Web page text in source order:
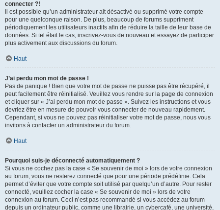
connecter ?!
Il est possible qu’un administrateur ait désactivé ou supprimé votre compte
pour une quelconque raison. De plus, beaucoup de forums suppriment
périodiquement les utilisateurs inactifs afin de réduire la taille de leur base de
données. Si tel était le cas, inscrivez-vous de nouveau et essayez de participer
plus activement aux discussions du forum.
Haut
J’ai perdu mon mot de passe !
Pas de panique ! Bien que votre mot de passe ne puisse pas être récupéré, il
peut facilement être réinitialisé. Veuillez vous rendre sur la page de connexion
et cliquer sur « J’ai perdu mon mot de passe ». Suivez les instructions et vous
devriez être en mesure de pouvoir vous connecter de nouveau rapidement.
Cependant, si vous ne pouvez pas réinitialiser votre mot de passe, nous vous
invitons à contacter un administrateur du forum.
Haut
Pourquoi suis-je déconnecté automatiquement ?
Si vous ne cochez pas la case « Se souvenir de moi » lors de votre connexion
au forum, vous ne resterez connecté que pour une période prédéfinie. Cela
permet d’éviter que votre compte soit utilisé par quelqu’un d’autre. Pour rester
connecté, veuillez cocher la case « Se souvenir de moi » lors de votre
connexion au forum. Ceci n’est pas recommandé si vous accédez au forum
depuis un ordinateur public, comme une librairie, un cybercafé, une université,